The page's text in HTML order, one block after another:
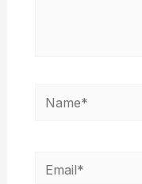
Name*
Email*